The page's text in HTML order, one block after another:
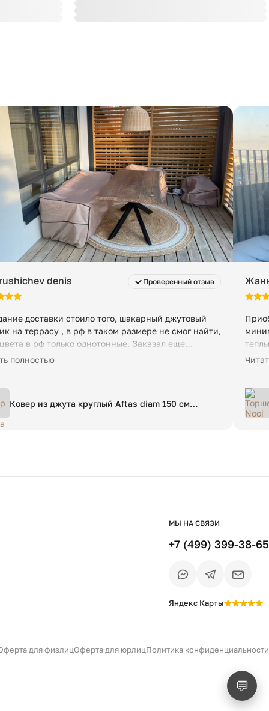
denis Проверенный отзыв
доставки стоило того, шакарный джутовый
на террасу , в рф в таком размере не смог найти,
в рф только однотонные. Заказал еще
в дом. Спасибо!
полностью
Ковер из джута круглый Aftas diam 150 см
МЫ НА СВЯЗИ
+7 (499) 399-38-65
Яндекс Карты
для физлицОферта для юрлицПолитика конфиденциальности
💬